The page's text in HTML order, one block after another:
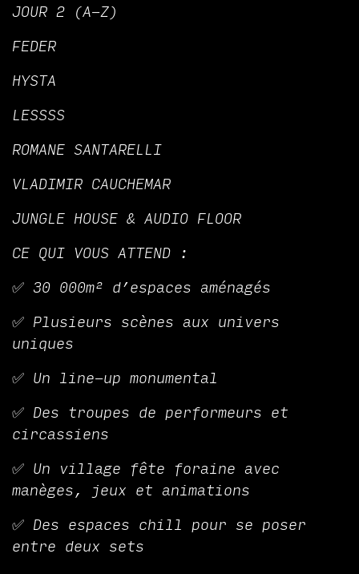
JOUR 2 (A-Z)
FEDER
HYSTA
LESSSS
ROMANE SANTARELLI
VLADIMIR CAUCHEMAR
JUNGLE HOUSE & AUDIO FLOOR
CE QUI VOUS ATTEND :
✅ 30 000m² d’espaces aménagés
✅ Plusieurs scènes aux univers
uniques
✅ Un line-up monumental
✅ Des troupes de performeurs et
circassiens
✅ Un village fête foraine avec
manèges, jeux et animations
✅ Des espaces chill pour se poser
entre deux sets